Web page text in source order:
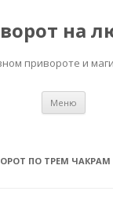
на
привороте и
Меню
ПО ТРЕМ ЧАКРАМ